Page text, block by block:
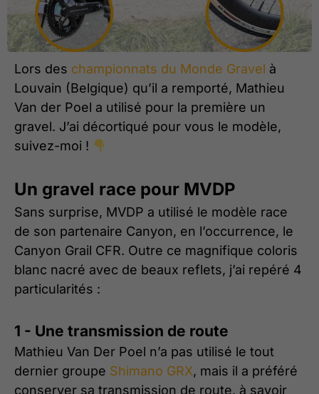
Lors des championnats du Monde Gravel à
Louvain (Belgique) qu’il a remporté, Mathieu
Van der Poel a utilisé pour la première un
gravel. J’ai décortiqué pour vous le modèle,
suivez-moi !
Un gravel race pour MVDP
Sans surprise, MVDP a utilisé le modèle race
de son partenaire Canyon, en l’occurrence, le
Canyon Grail CFR. Outre ce magnifique coloris
blanc nacré avec de beaux reflets, j’ai repéré 4
particularités :
1 - Une transmission de route
Mathieu Van Der Poel n’a pas utilisé le tout
dernier groupe Shimano GRX, mais il a préféré
conserver sa transmission de route, à savoir